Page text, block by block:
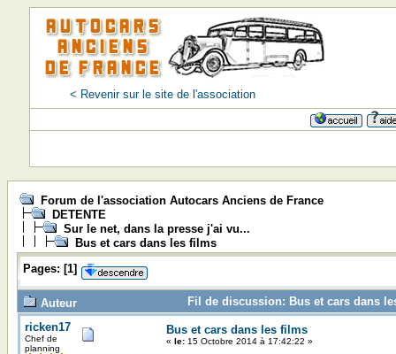
< Revenir sur le site de l'association
Forum de l'association Autocars Anciens de France
DETENTE
Sur le net, dans la presse j'ai vu...
Bus et cars dans les films
Pages: [1]
Auteur
Fil de discussion: Bus et cars dans
ricken17
Chef de
planning
Bus et cars dans les films
« le: 15 Octobre 2014 à 17:42:22 »